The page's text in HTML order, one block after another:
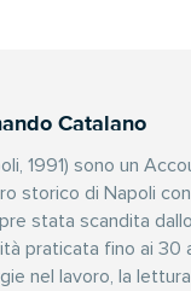
Catalano
1991) sono un
storico di Napoli
stata scandita
praticata fino ai 30
nel lavoro, la